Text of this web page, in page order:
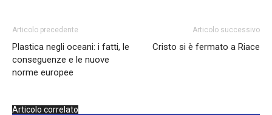
Articolo precedente
Plastica negli oceani: i fatti, le
conseguenze e le nuove
norme europee
Articolo successivo
Cristo si è fermato a Riace
Articolo correlato